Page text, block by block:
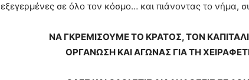
εξεγερμένες σε όλο τον κόσμο… και πιάνοντας το νήμα,
ΝΑ ΓΚΡΕΜΙΣΟΥΜΕ ΤΟ ΚΡΑΤΟΣ, ΤΟΝ
ΟΡΓΑΝΩΣΗ ΚΑΙ ΑΓΩΝΑΣ ΓΙΑ ΤΗ